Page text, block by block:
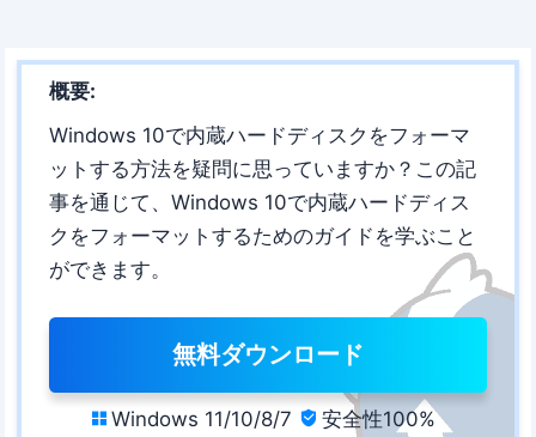
概要:
Windows 10で内蔵ハードディスクをフォーマ
ットする方法を疑問に思っていますか？この記
事を通じて、Windows 10で内蔵ハードディス
クをフォーマットするためのガイドを学ぶこと
ができます。
無料ダウンロード
 Windows 11/10/8/7  安全性100%